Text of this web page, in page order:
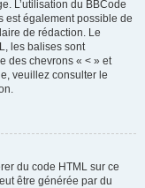
L’utilisation du BBCode
est également possible de
de rédaction. Le
les balises sont
des chevrons « < » et
veuillez consulter le
du code HTML sur ce
être générée par du